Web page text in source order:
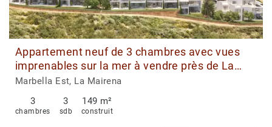
Appartement neuf de 3 chambres avec vues
imprenables sur la mer à vendre près de La
Mairena
Marbella Est, La Mairena
3
chambres
3
sdb
149 m²
construit